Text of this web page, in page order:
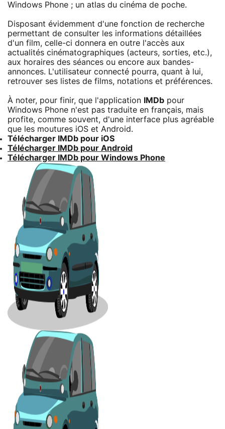
Windows Phone ; un atlas du cinéma de poche.
Disposant évidemment d'une fonction de recherche
permettant de consulter les informations détaillées
d'un film, celle-ci donnera en outre l'accès aux
actualités cinématographiques (acteurs, sorties, etc.),
aux horaires des séances ou encore aux bandes-
annonces. L'utilisateur connecté pourra, quant à lui,
retrouver ses listes de films, notations et préférences.
À noter, pour finir, que l'application IMDb pour
Windows Phone n'est pas traduite en français, mais
profite, comme souvent, d'une interface plus agréable
que les moutures iOS et Android.
Télécharger IMDb pour iOS
Télécharger IMDb pour Android
Télécharger IMDb pour Windows Phone